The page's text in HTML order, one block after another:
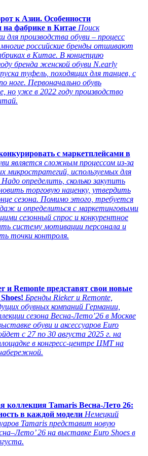
к Азии. Особенности
на фабрике в Китае Поиск
для производства обуви – процесс
российские бренды отшивают
в Китае. В концепцию
бренда женской обуви N.early
туфель, походящих для танцев, с
ноге. Первоначально обувь
но уже в 2022 году производство
с маркетплейсами в
является сложным процессом из-за
используемых для
определить, сколько закупить
торговую наценку, утвердить
сезона. Помимо этого, требуется
и определиться с маркетинговыми
сезонный спрос и конкурентное
систему мотивации персонала и
точки контроля.
и Remonte представят свои новые
Бренды Rieker и Remonte,
обувных компаний Германии,
сезона Весна-Лето’26 в Москве
обуви и аксессуаров Euro
c 27 по 30 августа 2025 г. на
в конгресс-центре ЦМТ на
коллекция Tamaris Весна-Лето 26:
в каждой модели Немецкий
Tamaris представит новую
26 на выставке Euro Shoes в